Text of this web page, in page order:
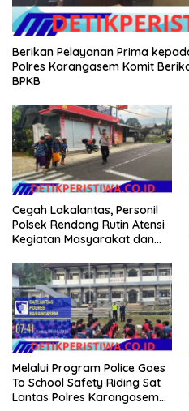
Berikan Pelayanan Prima
Polres Karangasem Komit
BPKB
Cegah Lakalantas, Personil
Polsek Rendang Rutin Atensi
Kegiatan Masyarakat dan
Siswi Sekolah
Melalui Program Police Goes
To School Safety Riding Sat
Lantas Polres Karangasem